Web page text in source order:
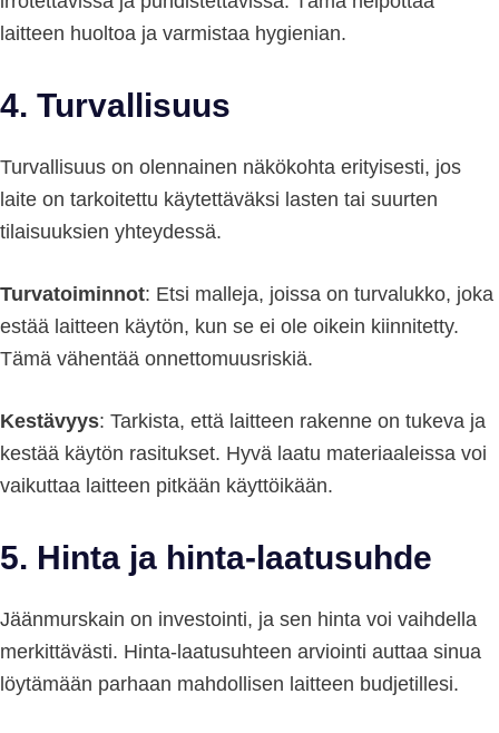
laitteen huoltoa ja varmistaa hygienian.
4. Turvallisuus
Turvallisuus on olennainen näkökohta erityisesti, jos
laite on tarkoitettu käytettäväksi lasten tai suurten
tilaisuuksien yhteydessä.
Turvatoiminnot: Etsi malleja, joissa on turvalukko, joka
estää laitteen käytön, kun se ei ole oikein kiinnitetty.
Tämä vähentää onnettomuusriskiä.
Kestävyys: Tarkista, että laitteen rakenne on tukeva ja
kestää käytön rasitukset. Hyvä laatu materiaaleissa voi
vaikuttaa laitteen pitkään käyttöikään.
5. Hinta ja hinta-laatusuhde
Jäänmurskain on investointi, ja sen hinta voi vaihdella
merkittävästi. Hinta-laatusuhteen arviointi auttaa sinua
löytämään parhaan mahdollisen laitteen budjetillesi.